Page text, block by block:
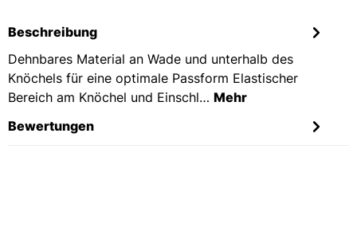
Beschreibung
Dehnbares Material an Wade und unterhalb des
Knöchels für eine optimale Passform Elastischer
Bereich am Knöchel und Einschl… Mehr
Bewertungen